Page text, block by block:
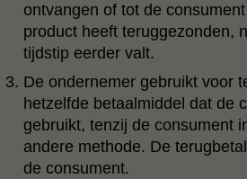
ontvangen of tot de
product heeft teruggezonden,
tijdstip eerder valt.
De ondernemer gebruikt voor
hetzelfde betaalmiddel dat de
gebruikt, tenzij de consument
andere methode. De
de consument.